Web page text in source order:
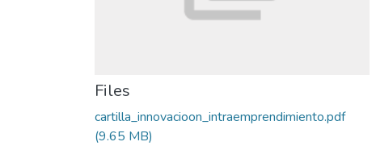
Files
cartilla_innovacioon_intraemprendimiento.pdf
(9.65 MB)